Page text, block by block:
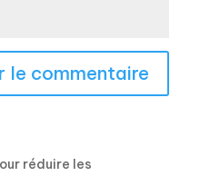
réduire les